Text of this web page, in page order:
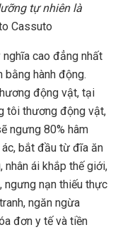
tự nhiên là
Cassuto
cao đẳng nhất
bằng hành động.
động vật, tại
tôi thương động vật,
ngưng 80% hâm
bắt đầu từ đĩa ăn
ái khắp thế giới,
ngưng nạn thiếu thực
ngăn ngừa
đơn y tế và tiền